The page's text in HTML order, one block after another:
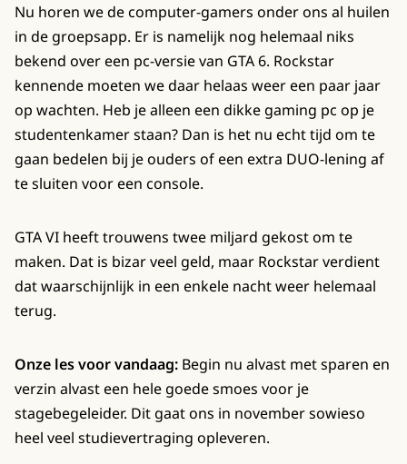
Nu horen we de computer-gamers onder ons al huilen
in de groepsapp. Er is namelijk nog helemaal niks
bekend over een pc-versie van GTA 6. Rockstar
kennende moeten we daar helaas weer een paar jaar
op wachten. Heb je alleen een dikke gaming pc op je
studentenkamer staan? Dan is het nu echt tijd om te
gaan bedelen bij je ouders of een extra DUO-lening af
te sluiten voor een console.
GTA VI heeft trouwens twee miljard gekost om te
maken. Dat is bizar veel geld, maar Rockstar verdient
dat waarschijnlijk in een enkele nacht weer helemaal
terug.
Onze les voor vandaag: Begin nu alvast met sparen en
verzin alvast een hele goede smoes voor je
stagebegeleider. Dit gaat ons in november sowieso
heel veel studievertraging opleveren.